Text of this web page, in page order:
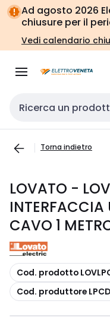
Vai alla
navigazione
Vai
alla
pagina
Ad agosto 2026
chiusure per il
Vedi calendario
Cerca input
Torna indietro
LOVATO -
CAVO 1
copia
Cod. prodotto
copia
Cod. produttore